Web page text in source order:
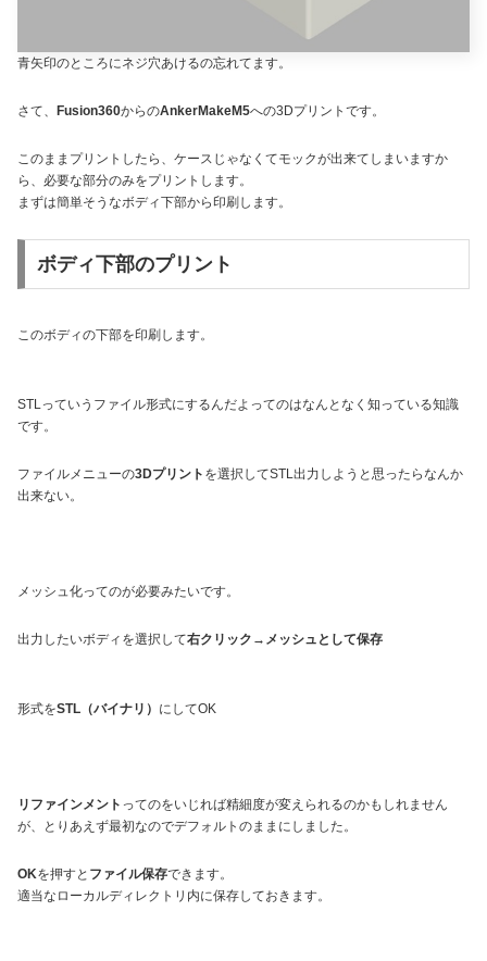
青矢印のところにネジ穴あけるの忘れてます。
さて、 Fusion360からのAnkerMakeM5への3Dプリントです。
このままプリントしたら、ケースじゃなくてモックが出来てしまいますか
ら、必要な部分のみをプリントします。
まずは簡単そうなボディ下部から印刷します。
ボディ下部のプリント
このボディの下部を印刷します。
STLっていうファイル形式にするんだよってのはなんとなく知っている知識
です。
ファイルメニューの3Dプリント を選択してSTL出力しようと思ったらなんか
出来ない。
メッシュ化ってのが必要みたいです。
出力したいボディを選択して右クリック→メッシュとして保存
形式をSTL（バイナリ） にしてOK
リファインメント ってのをいじれば精細度が変えられるのかもしれません
が、とりあえず最初なのでデフォルトのままにしました。
OKを押すと ファイル保存できます。
適当なローカルディレクトリ内に保存しておきます。